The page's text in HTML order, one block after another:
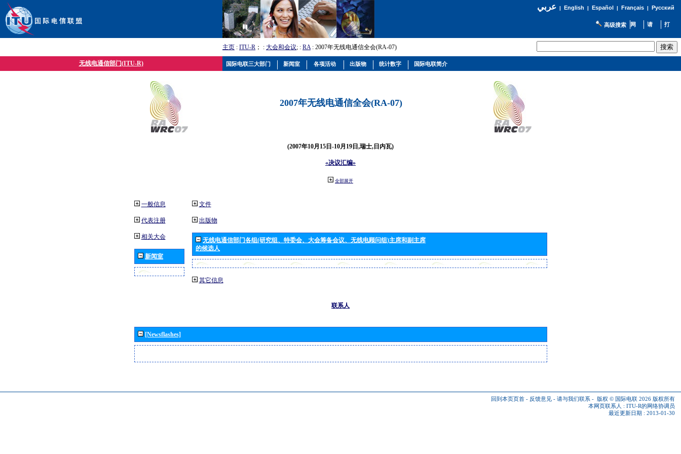
عربي| English | Español | Français| Русский
高级搜索
主页 : ITU-R ； : 大会和会议; : RA: 2007年无线电通信全会(RA-07)
无线电通信部门(ITU-R)
2007年无线电通信全会(RA-07)
(2007年10月15日-10月19日,瑞士,日内瓦)
«决议汇编»
全部展开
一般信息
代表注册
相关大会
新闻室
文件
出版物
无线电通信部门各组(研究组、特委会、大会筹备会议、无线电顾问组)主席和副主席
的候选人
其它信息
联系人
[Newsflashes]
回到本页页首 - 反馈意见 - 请与我们联系 - 版权 © 国际电联 2026 版权所有
本网页联系人 : ITU-R的网络协调员
最近更新日期 : 2013-01-30
国际电联三大部门 新闻室 各项活动 出版物 统计数字 国际电联简介